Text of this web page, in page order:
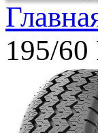
195/60